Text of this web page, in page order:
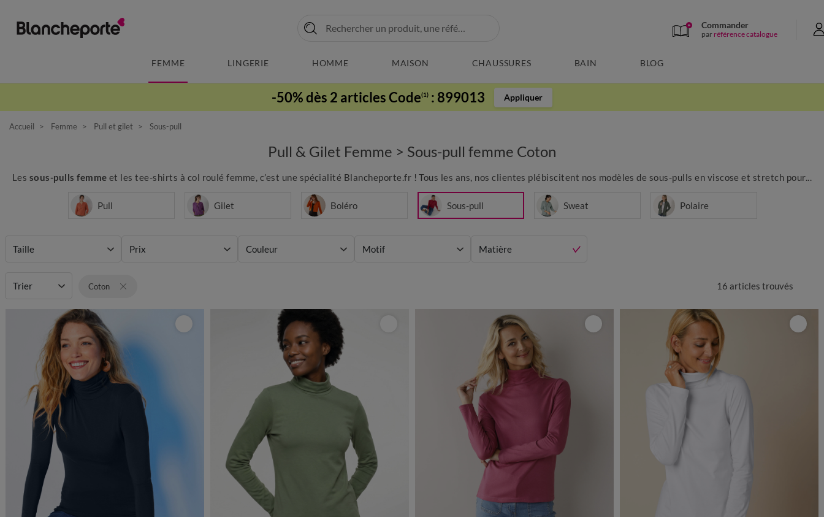
Commander
par référence catalogue
FEMME LINGERIE HOMME MAISON CHAUSSURES BAIN BLOG
-50% dès 2 articles Code(1) : 899013 Appliquer
Accueil Femme Pull et gilet Sous-pull
Pull & Gilet Femme > Sous-pull femme Coton
Les sous-pulls femme et les tee-shirts à col roulé femme, c’est une spécialité Blancheporte.fr ! Tous les ans, nos clientes plébiscitent nos modèles de sous-pulls en viscose et stretch pour...
Pull Gilet Boléro Sous-pull Sweat Polaire
Taille Prix Couleur Motif Matière
16 articles trouvés
Trier Coton